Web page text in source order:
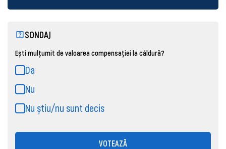
SONDAJ
Ești mulțumit de valoarea compensației la căldură?
Da
Nu
Nu știu/nu sunt decis
VOTEAZĂ